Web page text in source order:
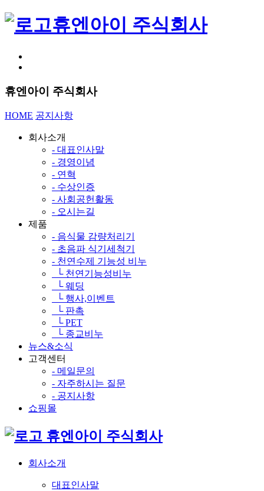
휴엔아이 주식회사
휴엔아이 주식회사
HOME 공지사항
회사소개
- 대표인사말
- 경영이념
- 연혁
- 수상인증
- 사회공헌활동
- 오시는길
제품
- 음식물 감량처리기
- 초음파 식기세척기
- 천연수제 기능성 비누
└ 천연기능성비누
└ 웨딩
└ 행사,이벤트
└ 판촉
└ PET
└ 종교비누
뉴스&소식
고객센터
- 메일문의
- 자주하시는 질문
- 공지사항
쇼핑몰
휴엔아이 주식회사
회사소개
대표인사말